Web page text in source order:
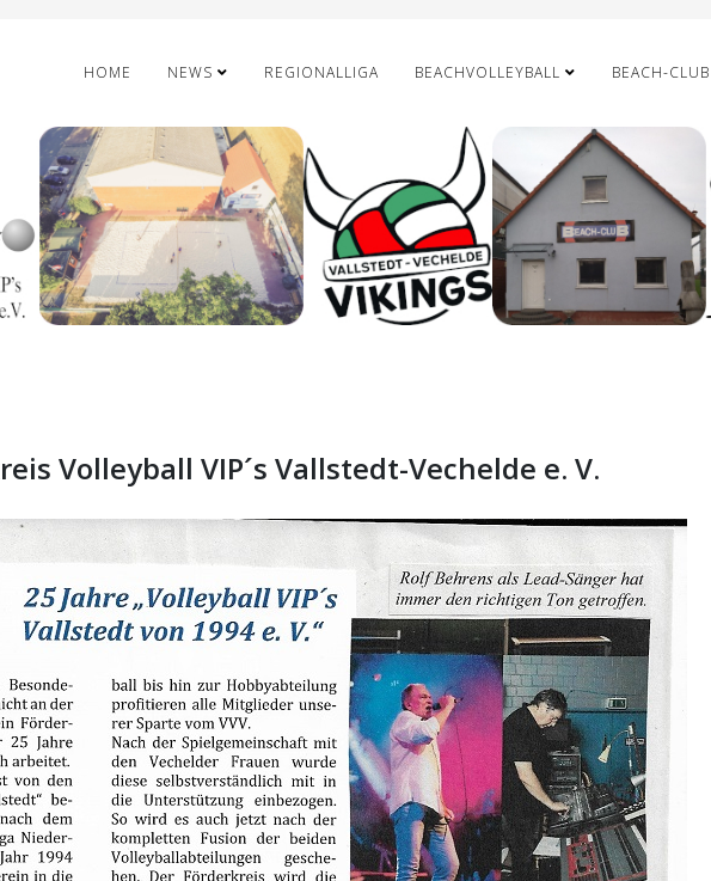
HOME NEWS REGIONALLIGA BEACHVOLLEYBALL BEACH-CLUB
Volleyball VIP´s Vallstedt-Vechelde e. V.